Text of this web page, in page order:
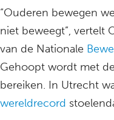
“Ouderen bewegen
niet beweegt”, vertelt
van de Nationale
Gehoopt wordt met
bereiken. In Utrecht
wereldrecord